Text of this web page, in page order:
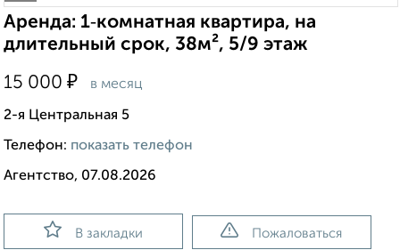
Аренда: 1‑комнатная квартира, на
длительный срок, 38м², 5/9 этаж
15 000 ₽ в месяц
2-я Центральная 5
Телефон: показать телефон
Агентство, 07.08.2026
В закладки Пожаловаться